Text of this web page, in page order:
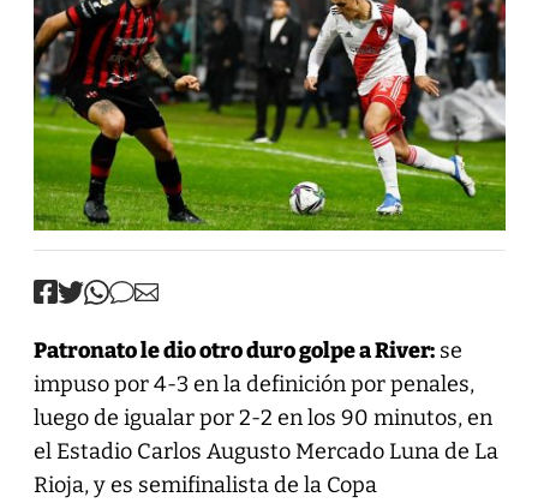
Patronato le dio otro duro golpe a River:se
impuso por 4-3 en la definición por penales,
luego de igualar por 2-2 en los 90 minutos, en
el Estadio Carlos Augusto Mercado Luna de La
Rioja, y es semifinalista de la Copa